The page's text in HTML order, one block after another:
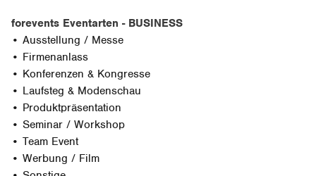
forevents Eventarten - BUSINESS
• Ausstellung / Messe
• Firmenanlass
• Konferenzen & Kongresse
• Laufsteg & Modenschau
• Produktpräsentation
• Seminar / Workshop
• Team Event
• Werbung / Film